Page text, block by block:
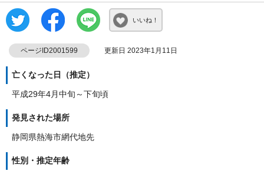
いいね！
ページID2001599 更新日 2023年1月11日
亡くなった日（推定）
平成29年4月中旬～下旬頃
発見された場所
静岡県熱海市網代地先
性別・推定年齢